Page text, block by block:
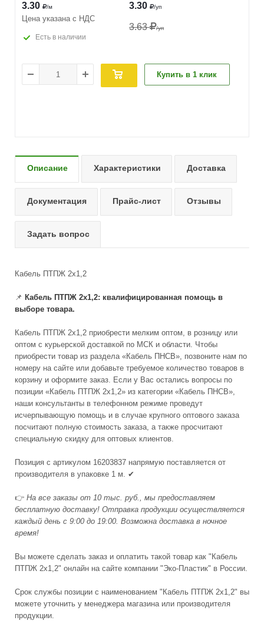
3.30 /уп
3.63 /уп
3.30 /м
Цена указана с НДС
Есть в наличии
Купить в 1 клик
Описание Характеристики Доставка
Документация Прайс-лист Отзывы
Задать вопрос
Кабель ПТПЖ 2х1,2
📌 Кабель ПТПЖ 2x1,2: квалифицированная помощь в
выборе товара.
Кабель ПТПЖ 2x1,2 приобрести мелким оптом, в розницу или
оптом с курьерской доставкой по МСК и области. Чтобы
приобрести товар из раздела «Кабель ПНСВ», позвоните нам по
номеру на сайте или добавьте требуемое количество товаров в
корзину и оформите заказ. Если у Вас остались вопросы по
позиции «Кабель ПТПЖ 2x1,2» из категории «Кабель ПНСВ»,
наши консультанты в телефонном режиме проведут
исчерпывающую помощь и в случае крупного оптового заказа
посчитают полную стоимость заказа, а также просчитают
специальную скидку для оптовых клиентов.
Позиция с артикулом 16203837 напрямую поставляется от
производителя в упаковке 1 м. ✔
👉 На все заказы от 10 тыс. руб., мы предоставляем
бесплатную доставку! Отправка продукции осуществляется
каждый день с 9:00 до 19:00. Возможна доставка в ночное
время!
Вы можете сделать заказ и оплатить такой товар как "Кабель
ПТПЖ 2x1,2" онлайн на сайте компании "Эко-Пластик" в России.
Срок службы позиции с наименованием "Кабель ПТПЖ 2x1,2" вы
можете уточнить у менеджера магазина или производителя
продукции.